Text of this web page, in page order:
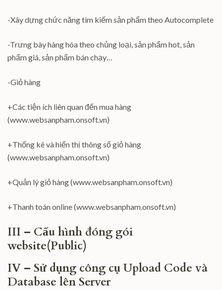
-Xây dựng chức năng tìm kiếm sản phẩm theo Autocomplete
-Trưng bày hàng hóa theo chủng loại, sản phẩm hot, sản
phẩm giá, sản phẩm bán chạy…
-Giỏ hàng
+Các tiện ích liên quan đến mua hàng
(www.websanpham.onsoft.vn)
+Thống kê và hiển thị thông số giỏ hàng
(www.websanpham.onsoft.vn)
+Quản lý giỏ hàng (www.websanpham.onsoft.vn)
+Thanh toán online (www.websanpham.onsoft.vn)
III – Cấu hình đóng gói
website(Public)
IV – Sử dụng công cụ Upload Code và
Database lên Server